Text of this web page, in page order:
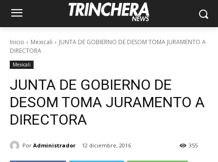
Inicio Mexicali
JUNTA DE GOBIERNO DE DESOM TOMA JURAMENTO A
DIRECTORA
Mexicali
JUNTA DE GOBIERNO DE
DESOM TOMA JURAMENTO A
DIRECTORA
Por Administrador 12 diciembre, 2016 355